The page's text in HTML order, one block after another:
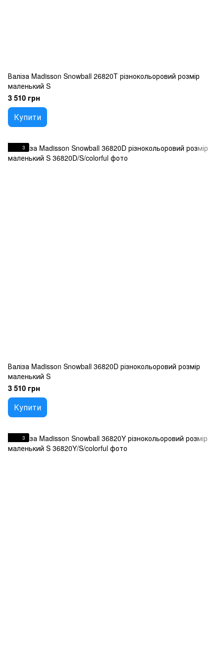
Валіза Madisson Snowball 26820T різнокольоровий розмір
маленький S
3 510 грн
Купити
3
Валіза Madisson Snowball 36820D різнокольоровий розмір
маленький S
3 510 грн
Купити
3